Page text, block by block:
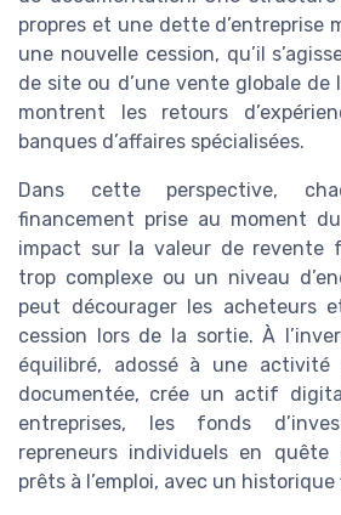
propres et une dette d’entreprise
une nouvelle cession, qu’il
de site ou d’une vente globale de
montrent les retours
banques d’affaires spécialisées.
Dans cette perspective,
financement prise au moment
impact sur la valeur de revente
trop complexe ou un niveau
peut décourager les acheteurs
cession lors de la sortie. À
équilibré, adossé à une
documentée, crée un actif
entreprises, les fonds
repreneurs individuels en
prêts à l’emploi, avec un